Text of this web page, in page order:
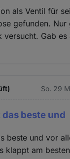
als Ventil für
gefunden. Nur
versucht. Gab es
So. 29
beste und
beste und vor
klappt am